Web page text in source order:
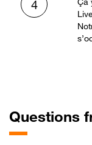
4
Questions